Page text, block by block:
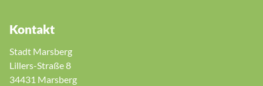
Kontakt
Stadt Marsberg
Lillers-Straße 8
34431 Marsberg